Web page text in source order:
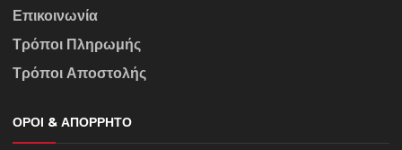
Επικοινωνία
Τρόποι Πληρωμής
Τρόποι Αποστολής
ΌΡΟΙ & ΑΠΌΡΡΗΤΟ